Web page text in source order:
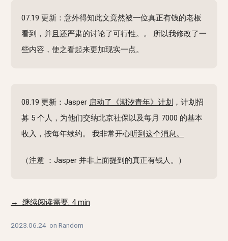
07.19 更新：意外得知此文竟然被一位真正有钱的老板
看到，并且还严肃的讨论了可行性。。 所以我修改了一
些内容，使之看起来更加现实一点。
08.19 更新：Jasper 启动了《潮汐青年》计划 ，计划招
募 5 个人，为他们交纳北京社保以及每月 7000 的基本
收入，按每年续约。 我非常开心听到这个消息。
（注意 ：Jasper 并非上面提到的真正有钱人。）
→ 继续阅读需要: 4 min
2023.06.24 on Random